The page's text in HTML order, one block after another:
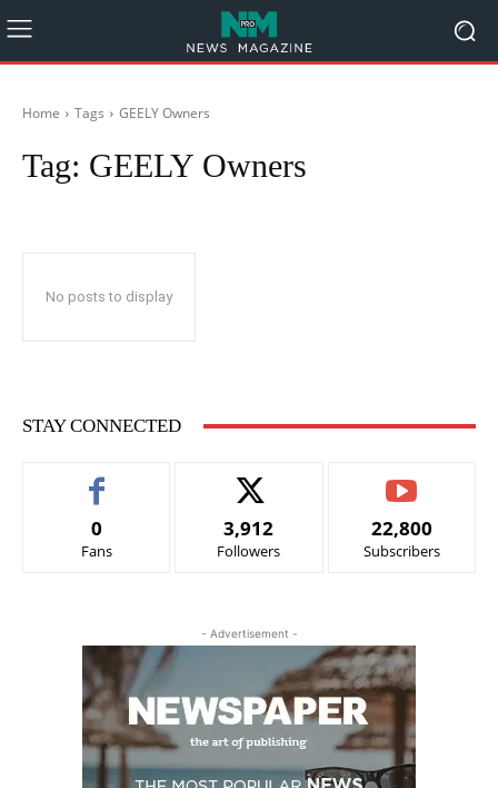
Home Tags GEELY Owners
Tag: GEELY Owners
No posts to display
STAY CONNECTED
0
Fans
3,912
Followers
22,800
Subscribers
- Advertisement -